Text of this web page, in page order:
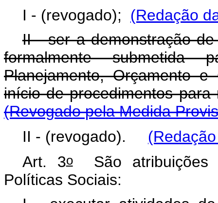
I - (revogado); (Redação
II - ser a demonstração
formalmente
Planejamento, Orçamento
início de procedimentos
(Revogado pela Medida
II - (revogado).
Art. 3oSão atribuições
Políticas Sociais: